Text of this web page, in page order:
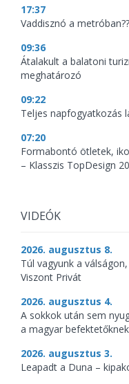
17:37
Vaddisznó a
09:36
Átalakult a balatoni
meghatározó
09:22
Teljes napfogyatkozás
07:20
Formabontó ötletek,
– Klasszis TopDesign
VIDEÓK
2026. augusztus 8.
Túl vagyunk a
Viszont Privát
2026. augusztus 4.
A sokkok után sem
a magyar
2026. augusztus 3.
Leapadt a Duna –